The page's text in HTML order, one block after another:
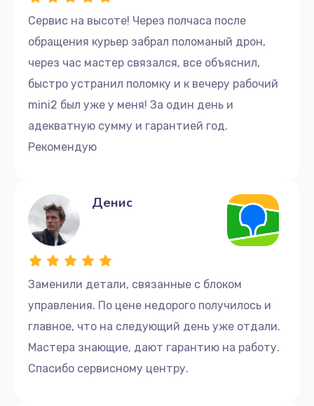
Сервис на высоте! Через полчаса после
обращения курьер забрал поломаный дрон,
через час мастер связался, все объяснил,
быстро устранил поломку и к вечеру рабочий
mini2 был уже у меня! За один день и
адекватную сумму и гарантией год.
Рекомендую
Заменили детали, связанные с блоком
управления. По цене недорого получилось и
главное, что на следующий день уже отдали.
Мастера знающие, дают гарантию на работу.
Спасибо сервисному центру.
Денис